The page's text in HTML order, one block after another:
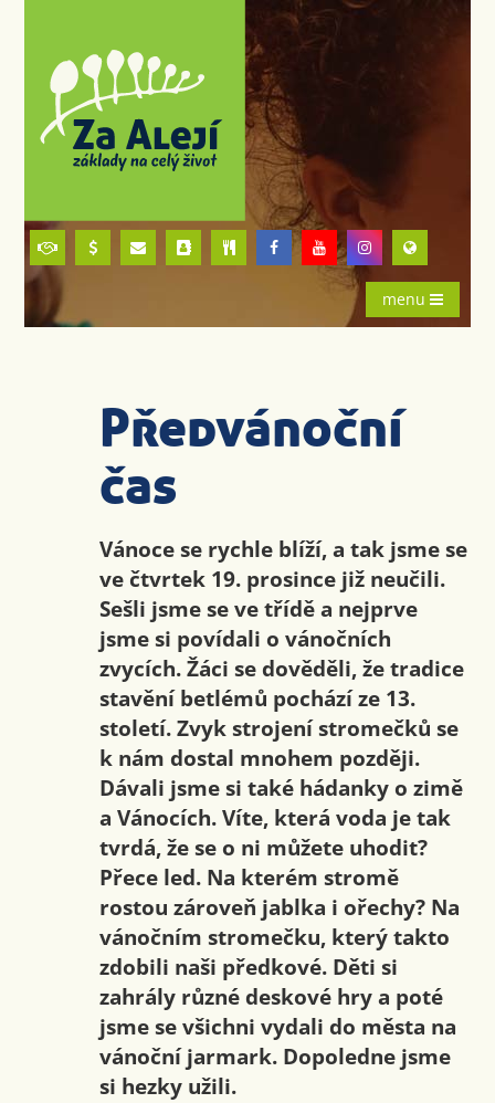
menu
Předvánoční
čas
Vánoce se rychle blíží, a tak jsme se
ve čtvrtek 19. prosince již neučili.
Sešli jsme se ve třídě a nejprve
jsme si povídali o vánočních
zvycích. Žáci se dověděli, že tradice
stavění betlémů pochází ze 13.
století. Zvyk strojení stromečků se
k nám dostal mnohem později.
Dávali jsme si také hádanky o zimě
a Vánocích. Víte, která voda je tak
tvrdá, že se o ni můžete uhodit?
Přece led. Na kterém stromě
rostou zároveň jablka i ořechy? Na
vánočním stromečku, který takto
zdobili naši předkové. Děti si
zahrály různé deskové hry a poté
jsme se všichni vydali do města na
vánoční jarmark. Dopoledne jsme
si hezky užili.